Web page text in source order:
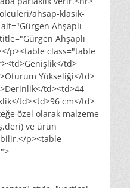
ahsap-klasik-
Ahşaplı
Ahşaplı
p><table class="table
td>
Yükseliği</td>
td><td>44
td><td>96 cm</td>
özel olarak malzeme
ve ürün
p><table